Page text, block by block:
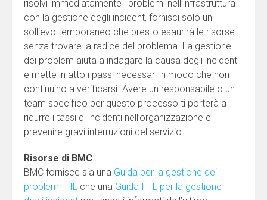
risolvi immediatamente i problemi nell’infrastruttura
con la gestione degli incident, fornisci solo un
sollievo temporaneo che presto esaurirà le risorse
senza trovare la radice del problema. La gestione
dei problem aiuta a indagare la causa degli incident
e mette in atto i passi necessari in modo che non
continuino a verificarsi. Avere un responsabile o un
team specifico per questo processo ti porterà a
ridurre i tassi di incidenti nell’organizzazione e
prevenire gravi interruzioni del servizio.
Risorse di BMC
BMC fornisce sia una Guida per la gestione dei
problem ITIL che una Guida ITIL per la gestione